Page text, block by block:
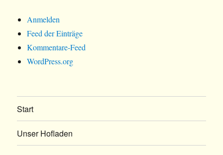
Anmelden
Feed der Einträge
Kommentare-Feed
WordPress.org
Start
Unser Hofladen